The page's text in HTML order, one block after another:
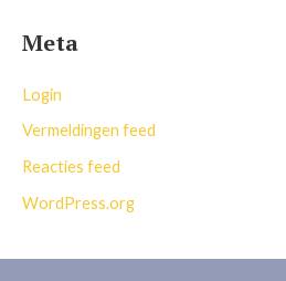
Meta
Login
Vermeldingen feed
Reacties feed
WordPress.org